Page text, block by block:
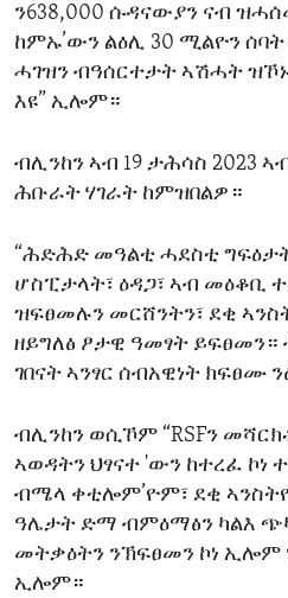
ን638,000 ሱዳናውያን ናብ
ከምኡ’ውን ልዕሊ 30 ሚልዮን
ሓገዝን ብዓሰርተታት ኣሽሓት
እዩ” ኢሎም።
ብሊንከን ኣብ 19 ታሕሳስ 2023
ሕቡራት ሃገራት ከምዝበልዎ።
“ሕድሕድ መዓልቲ ሓደስቲ
ሆስፒታላት፣ ዕዳጋ፣ ኣብ መዕቆቢ
ዝፍፀመሉን መርሸንትን፣ ደቂ
ዘይግለፅ ፆታዊ ዓመፃት
ገበናት ኣንፃር ሰብአዊነት ክፍፀሙ
ብሊንከን ወሲኾም “RSFን
ኣወዳትን ህፃናተ 'ውን ከተረፈ ኮነ
ብሜላ ቀቲሎም’ዮም፣ ደቂ
ዓሌታት ድማ ብምዕማፅን ካልእ
መትቃዕትን ንኽፍፀመን ኮነ ኢሎም
ኢሎም።